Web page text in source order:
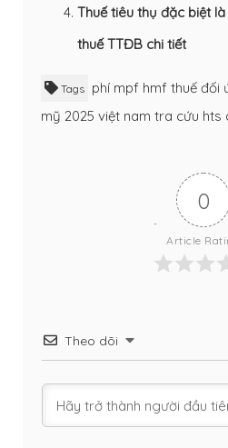
Thuế tiêu thụ đặc biệt
thuế TTĐB chi tiết
Tags phí mpf hmf thuế đối
mỹ 2025 việt nam tra cứu hts
0
Article
Theo dõi